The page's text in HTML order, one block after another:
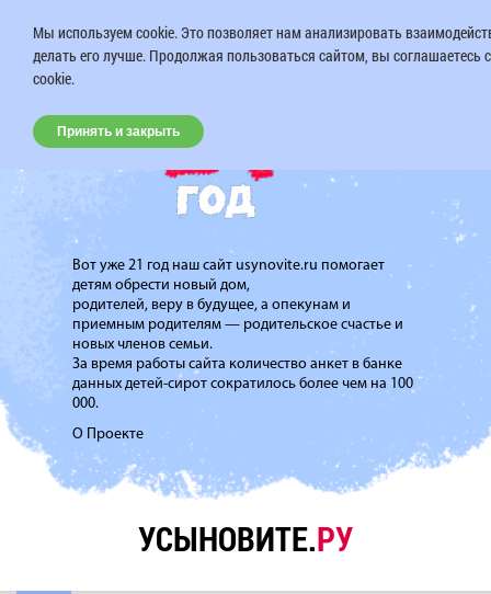
Вот уже 21 год наш сайт usynovite.ru помогает
детям обрести новый дом,
родителей, веру в будущее, а опекунам и
приемным родителям — родительское счастье и
новых членов семьи.
За время работы сайта количество анкет в банке
данных детей-сирот сократилось более чем на 100
000.
О Проекте
УСЫНОВИТЕ.РУ
Мы используем cookie. Это позволяет нам анализировать
делать его лучше. Продолжая пользоваться сайтом, вы соглашаетесь
cookie.
Принять и закрыть